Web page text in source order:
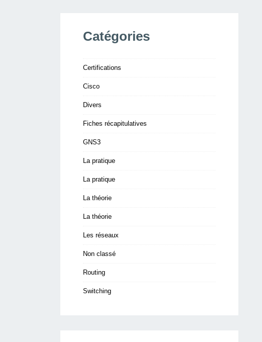
Catégories
Certifications
Cisco
Divers
Fiches récapitulatives
GNS3
La pratique
La pratique
La théorie
La théorie
Les réseaux
Non classé
Routing
Switching